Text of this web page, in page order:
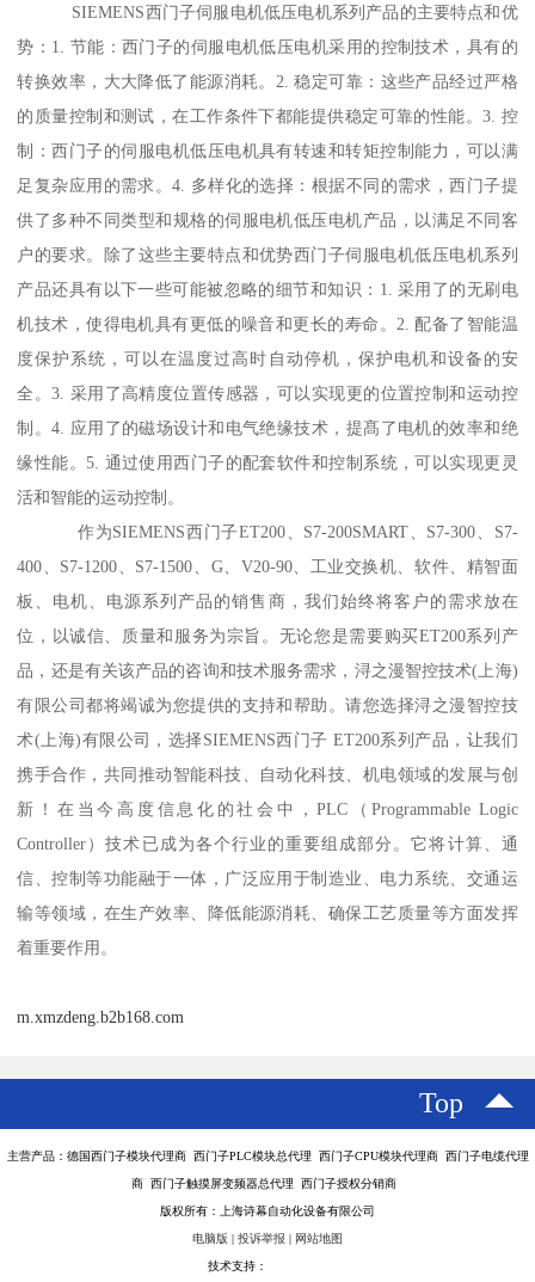
SIEMENS西门子伺服电机低压电机系列产品的主要特点和优
势：1. 节能：西门子的伺服电机低压电机采用的控制技术，具有的
转换效率，大大降低了能源消耗。2. 稳定可靠：这些产品经过严格
的质量控制和测试，在工作条件下都能提供稳定可靠的性能。3. 控
制：西门子的伺服电机低压电机具有转速和转矩控制能力，可以满
足复杂应用的需求。4. 多样化的选择：根据不同的需求，西门子提
供了多种不同类型和规格的伺服电机低压电机产品，以满足不同客
户的要求。除了这些主要特点和优势西门子伺服电机低压电机系列
产品还具有以下一些可能被忽略的细节和知识：1. 采用了的无刷电
机技术，使得电机具有更低的噪音和更长的寿命。2. 配备了智能温
度保护系统，可以在温度过高时自动停机，保护电机和设备的安
全。3. 采用了高精度位置传感器，可以实现更的位置控制和运动控
制。4. 应用了的磁场设计和电气绝缘技术，提髙了电机的效率和绝
缘性能。5. 通过使用西门子的配套软件和控制系统，可以实现更灵
活和智能的运动控制。
作为SIEMENS西门子ET200、S7-200SMART、S7-300、S7-
400、S7-1200、S7-1500、G、V20-90、工业交换机、软件、精智面
板、电机、电源系列产品的销售商，我们始终将客户的需求放在
位，以诚信、质量和服务为宗旨。无论您是需要购买ET200系列产
品，还是有关该产品的咨询和技术服务需求，浔之漫智控技术(上海)
有限公司都将竭诚为您提供的支持和帮助。请您选择浔之漫智控技
术(上海)有限公司，选择SIEMENS西门子 ET200系列产品，让我们
携手合作，共同推动智能科技、自动化科技、机电领域的发展与创
新！在当今高度信息化的社会中，PLC（Programmable Logic
Controller）技术已成为各个行业的重要组成部分。它将计算、通
信、控制等功能融于一体，广泛应用于制造业、电力系统、交通运
输等领域，在生产效率、降低能源消耗、确保工艺质量等方面发挥
着重要作用。
m.xmzdeng.b2b168.com
Top
主营产品：德国西门子模块代理商 西门子PLC模块总代理 西门子CPU模块代理商 西门子电缆代理
商 西门子触摸屏变频器总代理 西门子授权分销商
版权所有：上海诗幕自动化设备有限公司
电脑版 | 投诉举报 | 网站地图
技术支持：